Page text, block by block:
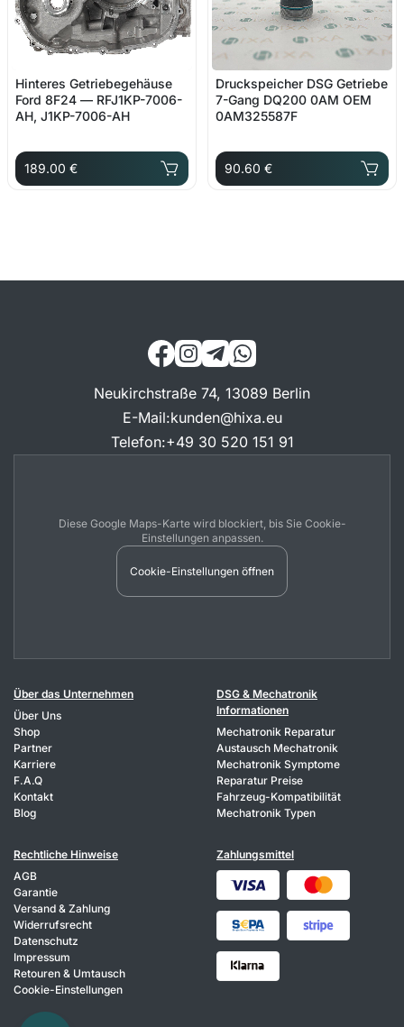
Hinteres Getriebegehäuse
Ford 8F24 — RFJ1KP-7006-
AH, J1KP-7006-AH
189.00 €
Druckspeicher DSG Getriebe
7-Gang DQ200 0AM OEM
0AM325587F
90.60 €
Neukirchstraße 74, 13089 Berlin
E-Mail:kunden@hixa.eu
Telefon:+49 30 520 151 91
Diese Google Maps-Karte wird blockiert, bis Sie Cookie-
Einstellungen anpassen.
Cookie-Einstellungen öffnen
Über das Unternehmen
Über Uns
Shop
Partner
Karriere
F.A.Q
Kontakt
Blog
DSG & Mechatronik
Informationen
Mechatronik Reparatur
Austausch Mechatronik
Mechatronik Symptome
Reparatur Preise
Fahrzeug-Kompatibilität
Mechatronik Typen
Rechtliche Hinweise
AGB
Garantie
Versand & Zahlung
Widerrufsrecht
Datenschutz
Impressum
Retouren & Umtausch
Cookie-Einstellungen
Zahlungsmittel